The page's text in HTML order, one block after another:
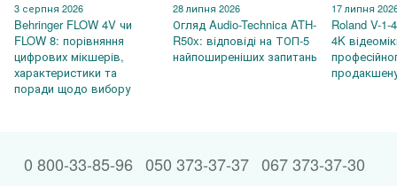
3 серпня 2026
Behringer FLOW 4V чи
FLOW 8: порівняння
цифрових мікшерів,
характеристики та
поради щодо вибору
28 липня 2026
Огляд Audio-Technica ATH-
R50x: відповіді на ТОП-5
найпоширеніших запитань
17 липня
Roland V-
4K
0 800-33-85-96 050 373-37-37 067 373-37-30